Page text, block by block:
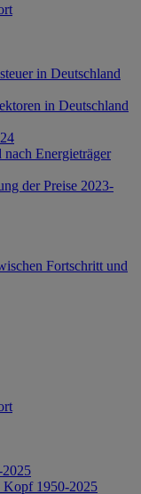
in Deutschland
in Deutschland
Energieträger
der Preise 2023-
Fortschritt und
2025
Kopf 1950-2025